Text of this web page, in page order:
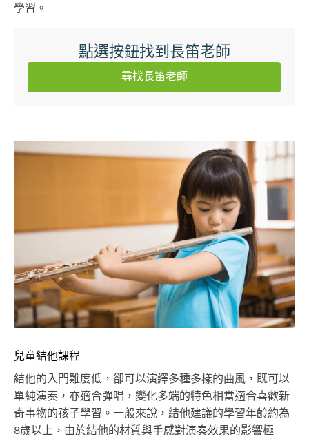
學習。
點選按鈕找到長笛老師
尋找長笛老師
兒童結他課程
結他的入門難度低，卻可以演繹多種多樣的曲風，既可以
單純演奏，亦適合彈唱，變化多端的特色相當適合喜歡新
奇事物的孩子學習。一般來說，結他建議的學習年齡約為
8歲以上，由於結他的材質與手感對演奏效果的影響極